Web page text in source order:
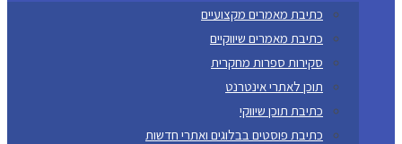
כתיבת מאמרים מקצועיים
כתיבת מאמרים שיווקיים
סקירות ספרות מחקרית
תוכן לאתרי אינטרנט
כתיבת תוכן שיווקי
כתיבת פוסטים בבלוגים ואתרי חדשות